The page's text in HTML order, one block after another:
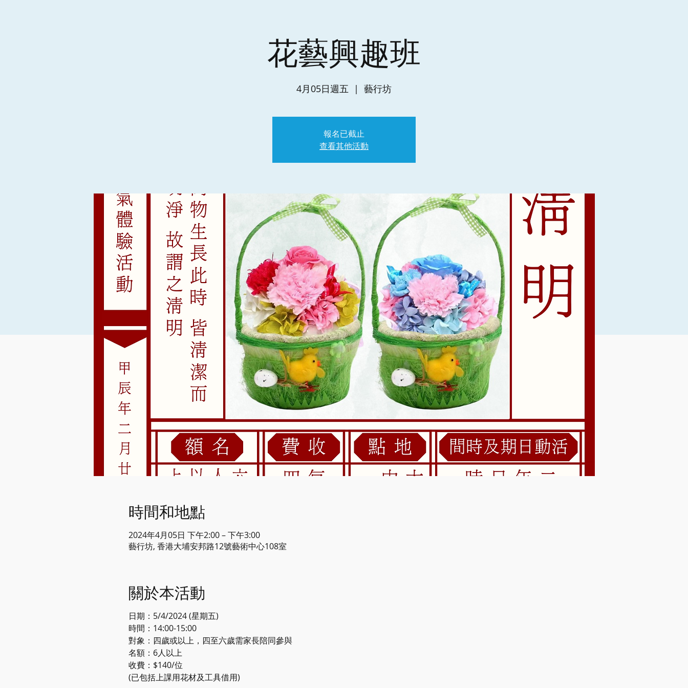
花藝興趣班
4月05日週五
  |
藝行坊
報名已截止
查看其他活動
時間和地點
2024年4月05日 下午2:00 – 下午3:00
藝行坊, 香港大埔安邦路12號藝術中心108室
關於本活動
日期：5/4/2024 (星期五)
時間：14:00-15:00
對象：四歲或以上，四至六歲需家長陪同參與
名額：6人以上
收費：$140/位
(已包括上課用花材及工具借用)